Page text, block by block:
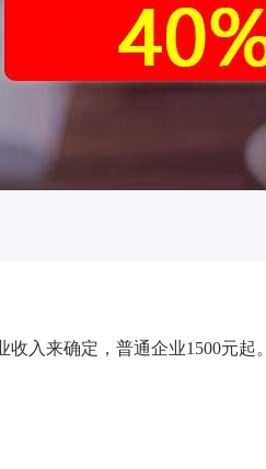
入来确定，普通企业1500元起。